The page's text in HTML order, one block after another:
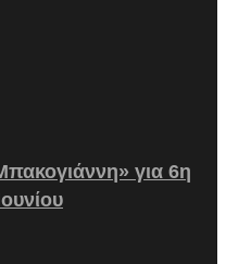
για 6η